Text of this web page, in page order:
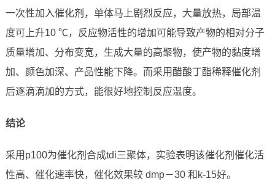
一次性加入催化剂，单体马上剧烈反应，大量放热，局部温
度可上升10 ℃，反应物活性的增加可能导致产物的相对分子
质量增加、分布变宽，生成大量的高聚物，使产物的黏度增
加、颜色加深、产品性能下降。而采用醋酸丁酯稀释催化剂
后逐滴滴加的方式，能很好地控制反应温度。
结论
采用p100为催化剂合成tdi三聚体，实验表明该催化剂催化活
性高、催化速率快，催化效果较 dmp－30 和k-15好。